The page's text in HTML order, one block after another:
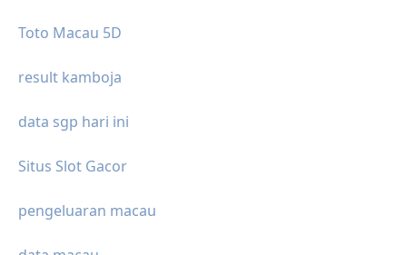
Toto Macau 5D
result kamboja
data sgp hari ini
Situs Slot Gacor
pengeluaran macau